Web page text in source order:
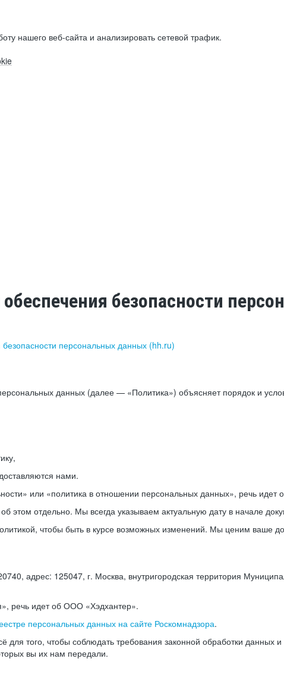
нашего веб-сайта и анализировать сетевой трафик.
безопасности
персональных данных (hh.ru)
данных (далее — «Политика») объясняет порядок и
нами.
или «политика в отношении персональных данных», речь идет
отдельно. Мы всегда указываем актуальную дату в начале
чтобы быть в курсе возможных изменений. Мы ценим ваше
адрес: 125047, г. Москва, внутригородская территория
речь идет об ООО «Хэдхантер».
персональных данных на сайте Роскомнадзора.
того, чтобы соблюдать требования законной обработки данных
вы их нам передали.